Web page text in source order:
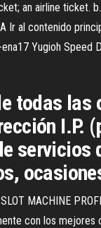
an airline ticket.
al contenido
Yugioh Speed
todas las
MACHINE
con los